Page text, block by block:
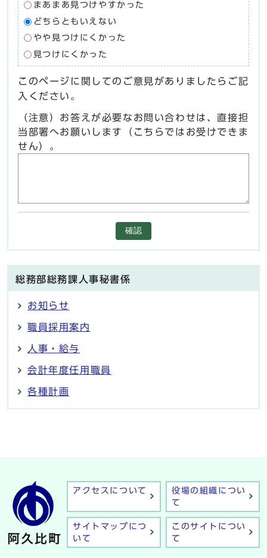
まあまあ見つけやすかった
どちらともいえない
やや見つけにくかった
見つけにくかった
このページに関してのご意見がありましたらご記
入ください。
（注意）お答えが必要なお問い合わせは、直接担
当部署へお願いします（こちらではお受けできま
せん）。
確認
総務部総務課人事秘書係
お知らせ
職員採用案内
人事・給与
会計年度任用職員
各種計画
アクセスについて
役場の組織につい
て
サイトマップにつ
いて
このサイトについ
て